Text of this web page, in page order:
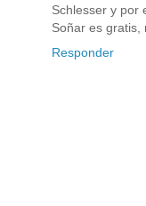
Schlesser y por
Soñar es gratis,
Responder